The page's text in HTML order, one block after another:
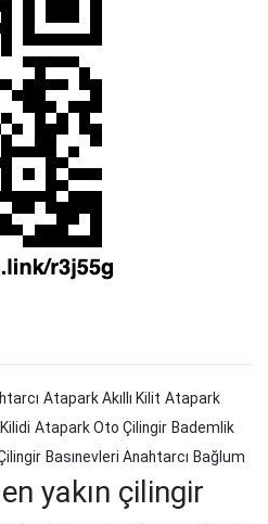
Atapark Akıllı Kilit Atapark
Atapark Oto Çilingir Bademlik
Basınevleri Anahtarcı Bağlum
en yakın çilingir